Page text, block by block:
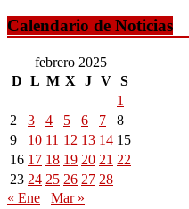
Calendario de Noticias
febrero 2025
D L M X J V S
1
2
3 4 5 6 7
8
9
10 11 12 13 14 15
16 17 18 19 20 21 22
23 24 25 26 27 28
« Ene
Mar »